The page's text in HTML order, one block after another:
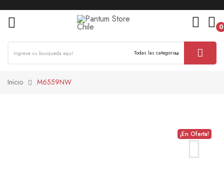
0
Inicio M6559NW
¡En Oferta!
Nuevo